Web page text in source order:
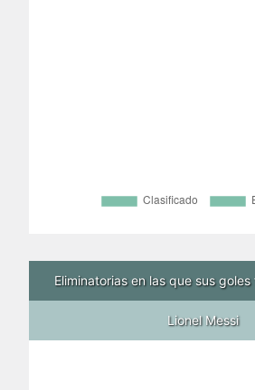
Eliminatorias en las que sus
Lionel Messi